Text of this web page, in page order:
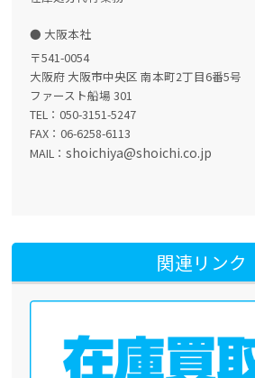
大阪本社
〒541-0054
大阪府 大阪市中央区 南本町2丁目6番5号
ファースト船場 301
TEL：050-3151-5247
FAX：06-6258-6113
MAIL：shoichiya@shoichi.co.jp
関連リンク